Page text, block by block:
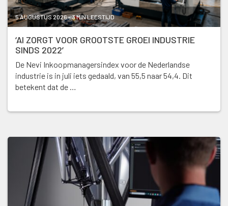
5 AUGUSTUS 2026 - 3 MIN LEESTIJD
‘AI ZORGT VOOR GROOTSTE GROEI INDUSTRIE
SINDS 2022’
De Nevi Inkoopmanagersindex voor de Nederlandse
industrie is in juli iets gedaald, van 55,5 naar 54,4. Dit
betekent dat de …